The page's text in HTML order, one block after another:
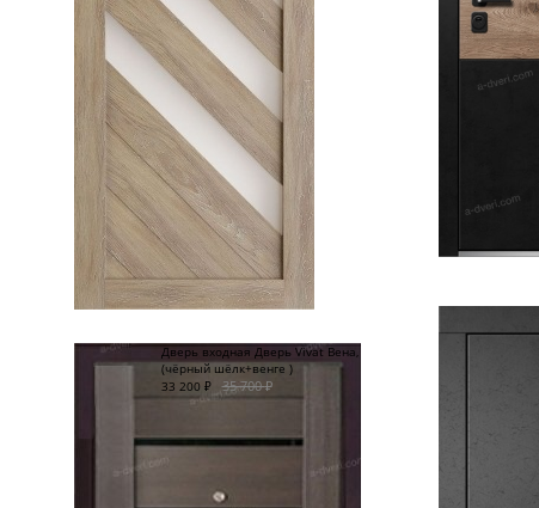
Дверь входная Дверь Vivat Вена,
(чёрный шёлк+венге )
33 200 ₽ 35 700 ₽